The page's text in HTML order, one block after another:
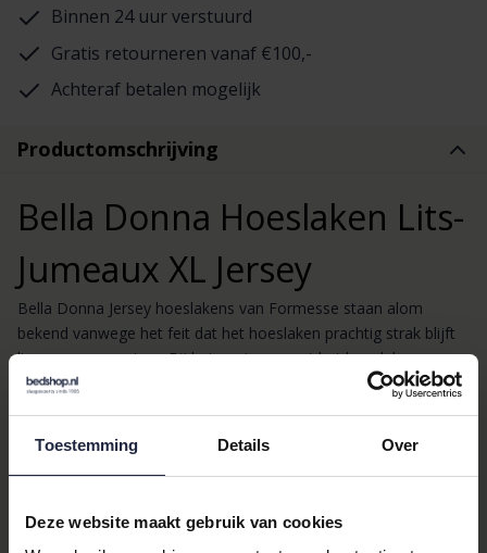
Toestemming Details Over
Deze website maakt gebruik van cookies
Binnen 24 uur verstuurd
Gratis retourneren vanaf €100,-
Achteraf betalen mogelijk
Productomschrijving
Bella Donna Hoeslaken Lits-
Jumeaux XL Jersey
Bella Donna Jersey hoeslakens van Formesse staan alom
bekend vanwege het feit dat het hoeslaken prachtig strak blijft
liggen op uw matras. Bij het opstaan oogt het hoeslaken
onbeslapen! De Bella Donna hoeslakens hebben daarbij een erg
toepassing van Aloë Vera en zijdeproteïne. Aloë Vera en
zijdeproteïne geven de hoeslakens het zijdeachtige gevoel en